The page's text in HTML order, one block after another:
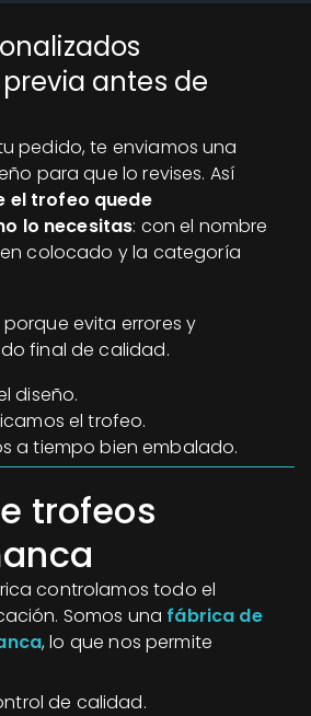
antes de
pedido, te enviamos una
para que lo revises. Así
el trofeo quede
lo necesitas: con el nombre
colocado y la categoría
evita errores y
final de calidad.
diseño.
el trofeo.
a tiempo bien embalado.
trofeos
controlamos todo el
Somos una fábrica de
, lo que nos permite
de calidad.